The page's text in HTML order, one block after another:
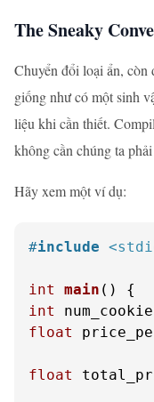
The Sneaky
Chuyển đổi loại ẩn, còn
giống như có một sinh
liệu khi cần thiết.
không cần chúng ta
Hãy xem một ví dụ:
#include
int main ()
int
float
float